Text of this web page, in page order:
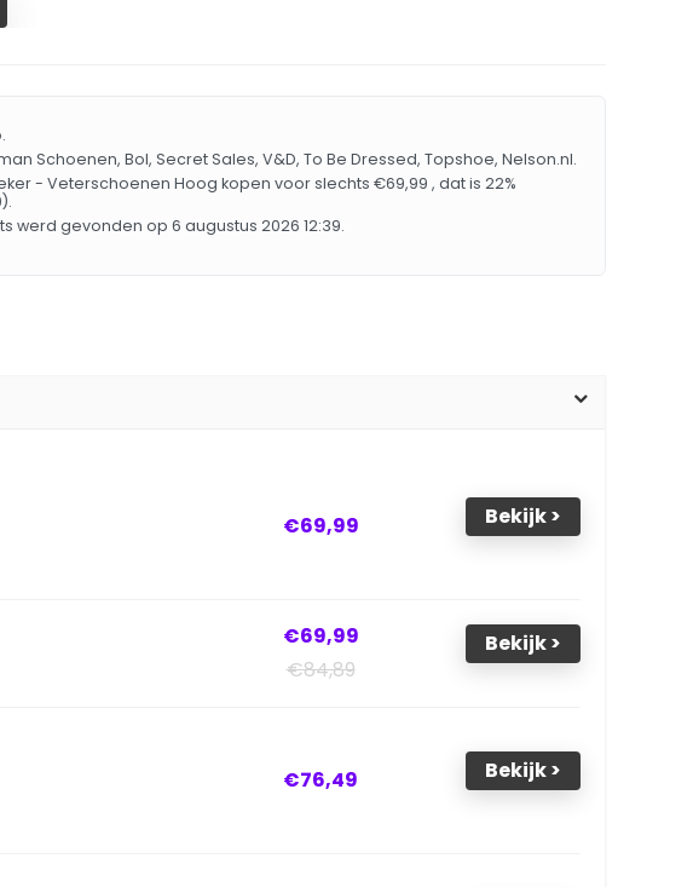
Schoenen, Bol, Secret Sales, V&D, To Be Dressed, Topshoe, Nelson.nl.
- Veterschoenen Hoog kopen voor slechts €69,99 , dat is 22%
werd gevonden op 6 augustus 2026 12:39.
€69,99 Bekijk >
€69,99
€84,89
Bekijk >
€76,49 Bekijk >